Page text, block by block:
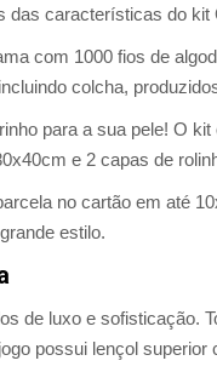
características do kit
com 1000 fios de
colcha,
para a sua pele! O
e 2 capas de
no cartão em até
estilo.
de luxo e sofisticação.
possui lençol